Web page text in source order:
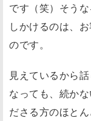
です（笑）そう
しかけるのは、
のです。
見えているから
なっても、続か
ださる方のほと